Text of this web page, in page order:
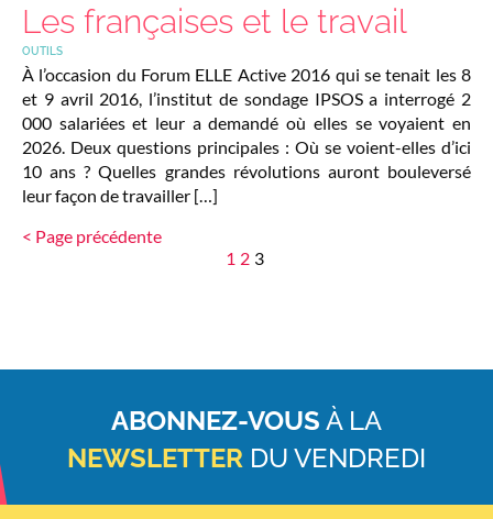
Les françaises et le travail
OUTILS
À l’occasion du Forum ELLE Active 2016 qui se tenait les 8
et 9 avril 2016, l’institut de sondage IPSOS a interrogé 2
000 salariées et leur a demandé où elles se voyaient en
2026. Deux questions principales : Où se voient-elles d’ici
10 ans ? Quelles grandes révolutions auront bouleversé
leur façon de travailler […]
< Page précédente
1 2 3
ABONNEZ-VOUS À LA
NEWSLETTER DU VENDREDI